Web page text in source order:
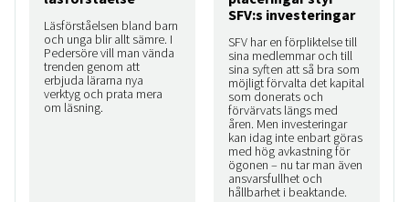
Läsförståelsen bland barn
och unga blir allt sämre. I
Pedersöre vill man vända
trenden genom att
erbjuda lärarna nya
verktyg och prata mera
om läsning.
SFV:s investeringar
SFV har en förpliktelse till
sina medlemmar och till
sina syften att så bra som
möjligt förvalta det kapital
som donerats och
förvärvats längs med
åren. Men investeringar
kan idag inte enbart göras
med hög avkastning för
ögonen – nu tar man även
ansvarsfullhet och
hållbarhet i beaktande.